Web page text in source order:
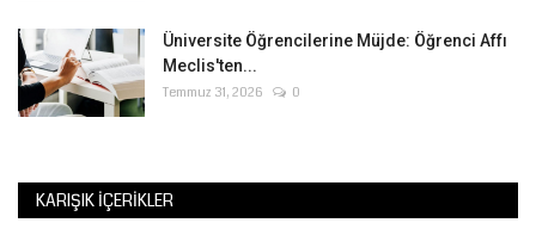
Üniversite Öğrencilerine Müjde: Öğrenci Affı
Meclis'ten...
Temmuz 31, 2026 0
KARIŞIK İÇERIKLER